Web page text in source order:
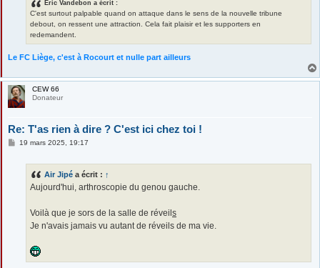
Éric Vandebon a écrit :
C'est surtout palpable quand on attaque dans le sens de la nouvelle tribune
debout, on ressent une attraction. Cela fait plaisir et les supporters en
redemandent.
Le FC Liège, c'est à Rocourt et nulle part ailleurs
CEW 66
Donateur
Re: T'as rien à dire ? C'est ici chez toi !
M19 mars 2025, 19:17
Air Jipé a écrit : ↑
Aujourd'hui, arthroscopie du genou gauche.
Voilà que je sors de la salle de réveil s
Je n'avais jamais vu autant de réveils de ma vie.